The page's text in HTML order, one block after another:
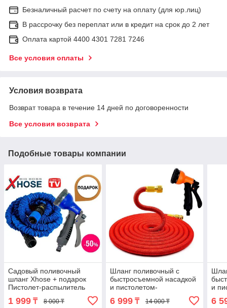
Безналичный расчет по счету на оплату (для юр.лиц)
В рассрочку без переплат или в кредит на срок до 2 лет
Оплата картой 4400 4301 7281 7246
Все условия оплаты
Условия возврата
Возврат товара в течение 14 дней по договоренности
Все условия возврата
Подобные товары компании
Садовый поливочный
шланг Xhose + подарок
Пистолет-распылитель
1 999 ₸ 8 000 ₸
Шланг поливочный с
быстросъемной насадкой
и пистолетом-
HOSE (15 метров)
6 999₸ 14 000 ₸
и
6